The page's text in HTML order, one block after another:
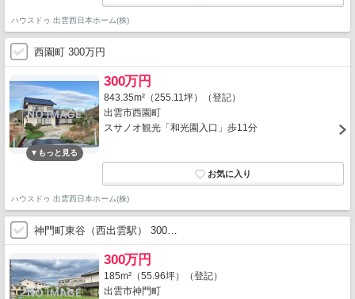
ハウスドゥ 出雲西日本ホーム(株)
西園町 300万円
300万円
843.35m²（255.11坪）（登記）
出雲市西園町
スサノオ観光「和光園入口」歩11分
ハウスドゥ 出雲西日本ホーム(株)
神門町東谷（西出雲駅） 300…
300万円
185m²（55.96坪）（登記）
出雲市神門町